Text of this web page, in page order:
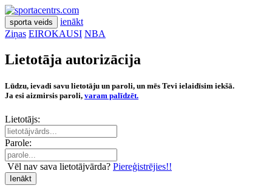
sporta veids
ienākt
Ziņas EIROKAUSI NBA
Lietotāja autorizācija
Lūdzu, ievadi savu lietotāju un paroli, un mēs Tevi ielaidīsim iekšā.
Ja esi aizmirsis paroli, varam palīdzēt.
Lietotājs:
Parole:
Vēl nav sava lietotājvārda? Piereģistrējies!!
Ienākt